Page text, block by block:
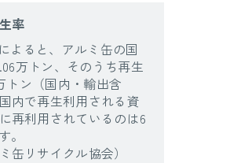
率
よると、アルミ缶の国
万トン、そのうち再生
トン（国内・輸出含
内で再生利用される資
再利用されているのは6
。
缶リサイクル協会）